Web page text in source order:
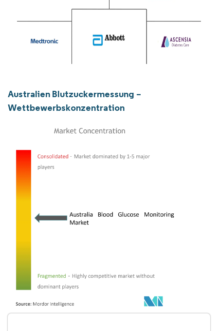
Australien Blutzuckermessung –
Wettbewerbskonzentration